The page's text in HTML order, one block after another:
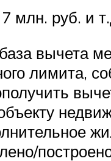
млн. руб. и
вычета
лимита,